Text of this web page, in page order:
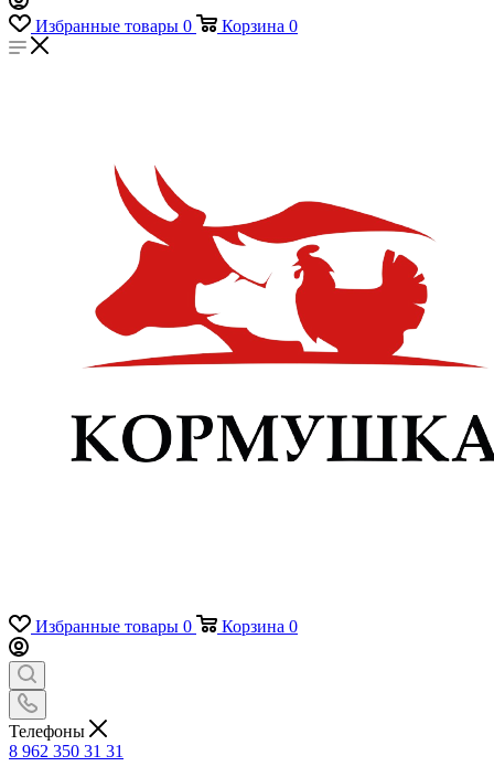
Избранные товары 0 Корзина 0
Избранные товары 0 Корзина 0
Телефоны
8 962 350 31 31